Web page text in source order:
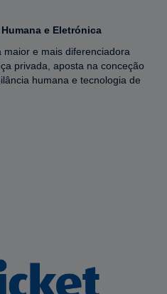
e Eletrónica
e mais diferenciadora
privada, aposta na conceção
humana e tecnologia de